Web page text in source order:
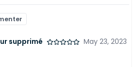
supprimé
May 23, 2023